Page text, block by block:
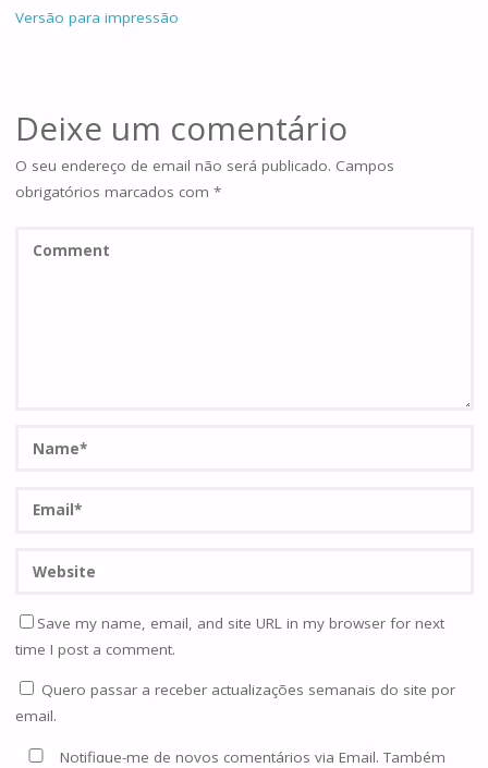
Versão para impressão
Deixe um comentário
O seu endereço de email não será publicado. Campos
obrigatórios marcados com *
Save my name, email, and site URL in my browser for next
time I post a comment.
Quero passar a receber actualizações semanais do site por
email.
Notifique-me de novos comentários via Email. Também